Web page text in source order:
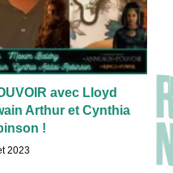
avec Lloyd
Arthur et Cynthia
!
2023